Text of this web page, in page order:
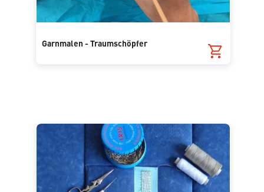
Garnmalen - Traumschöpfer